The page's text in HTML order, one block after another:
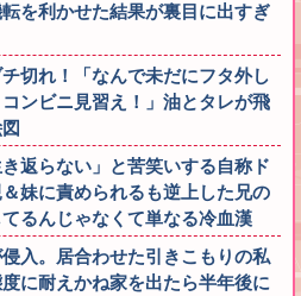
を利かせた結果が裏目に出すぎ
切れ！「なんで未だにフタ外し
ンビニ見習え！」油とタレが飛
返らない」と苦笑いする自称ド
妹に責められるも逆上した兄の
るんじゃなくて単なる冷血漢
入。居合わせた引きこもりの私
に耐えかね家を出たら半年後に